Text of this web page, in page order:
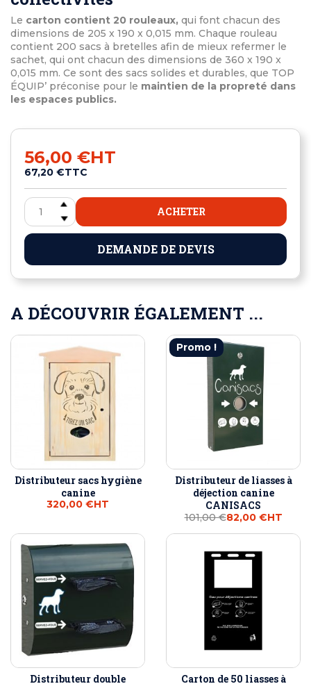
Le carton contient 20 rouleaux, qui font chacun des
dimensions de 205 x 190 x 0,015 mm. Chaque rouleau
contient 200 sacs à bretelles afin de mieux refermer le
sachet, qui ont chacun des dimensions de 360 x 190 x
0,015 mm. Ce sont des sacs solides et durables, que TOP
ÉQUIP’ préconise pour le maintien de la propreté dans
les espaces publics.
56,00 €HT
67,20 €TTC
ACHETER
DEMANDE DE DEVIS
A DÉCOUVRIR ÉGALEMENT ...
Distributeur sacs hygiène
canine
320,00 €HT
Promo !
Distributeur de liasses à
déjection canine
CANISACS
101,00 €82,00 €HT
Distributeur double
Carton de 50 liasses à